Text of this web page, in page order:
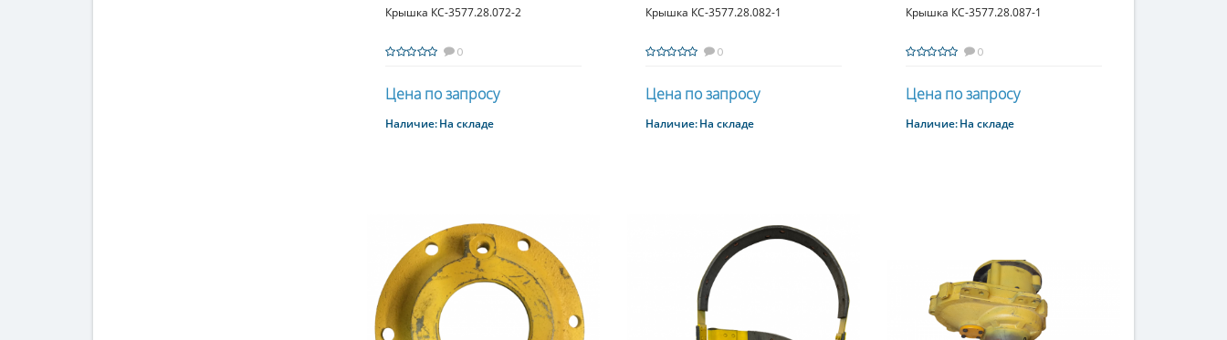
Крышка КС-3577.28.072-2
0
Цена по запросу
Купить
Наличие:На складе
Крышка КС-3577.28.082-1
0
Цена по запросу
Купить
Наличие:На складе
Крышка КС-3577.28.087-1
0
Цена по запросу
Купить
Наличие:На складе